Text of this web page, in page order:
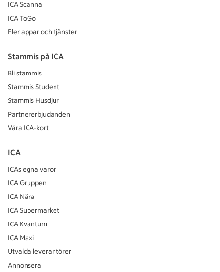
ICA Scanna
ICA ToGo
Fler appar och tjänster
Stammis på ICA
Bli stammis
Stammis Student
Stammis Husdjur
Partnererbjudanden
Våra ICA-kort
ICA
ICAs egna varor
ICA Gruppen
ICA Nära
ICA Supermarket
ICA Kvantum
ICA Maxi
Utvalda leverantörer
Annonsera